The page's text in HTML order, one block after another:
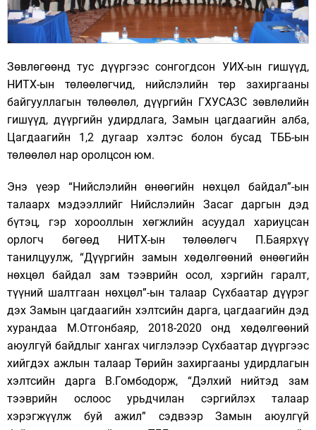
Зөвлөгөөнд тус дүүргээс сонгогдсон УИХ-ын гишүүд,
НИТХ-ын төлөөлөгчид, нийслэлийн төр захиргааны
байгууллагын төлөөлөл, дүүргийн ГХУСАЗС зөвлөлийн
гишүүд, дүүргийн удирдлага, Замын цагдаагийн алба,
Цагдаагийн 1,2 дугаар хэлтэс болон бусад ТББ-ын
төлөөлөл нар оролцсон юм.
Энэ үеэр “Нийслэлийн өнөөгийн нөхцөл байдал”-ын
талаарх мэдээллийг Нийслэлийн Засаг даргын дэд
бүтэц, гэр хорооллын хөгжлийн асуудал хариуцсан
орлогч бөгөөд НИТХ-ын төлөөлөгч П.Баярхүү
танилцуулж, “Дүүргийн замын хөдөлгөөний өнөөгийн
нөхцөл байдал зам тээврийн осол, хэргийн гаралт,
түүний шалтгаан нөхцөл”-ын талаар Сүхбаатар дүүрэг
дэх Замын цагдаагийн хэлтсийн дарга, цагдаагийн дэд
хурандаа М.Отгонбаяр, 2018-2020 онд хөдөлгөөний
аюулгүй байдлыг хангах чиглэлээр Сүхбаатар дүүргээс
хийгдэх ажлын талаар Төрийн захиргааны удирдлагын
хэлтсийн дарга В.Гомбодорж, “Дэлхий нийтэд зам
тээврийн ослоос урьдчилан сэргийлэх талаар
хэрэгжүүлж буй ажил” сэдвээр Замын аюулгүй